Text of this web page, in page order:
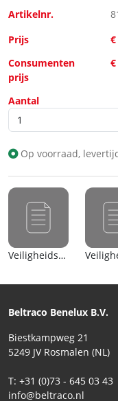
Artikelnr.
Prijs
Consumenten
prijs
Aantal
Op voorraad,
Veiligheidsblad (nl)
Beltraco Benelux B.V.
Biestkampweg 21
5249 JV Rosmalen (NL)
T: +31 (0)73 - 645 03 43
info@beltraco.nl